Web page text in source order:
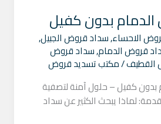
بدون كفيل
الاحساء,سداد قروض الجبيل,
قروض الدمام,سداد قروض
القطيف/مكتب تسديد قروض
كفيل – حلول آمنة لتصفية
لماذا يبحث الكثير عن سداد